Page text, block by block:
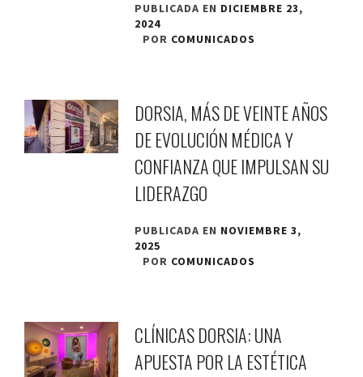
PUBLICADA EN DICIEMBRE 23,
2024
POR COMUNICADOS
DORSIA, MÁS DE VEINTE AÑOS
DE EVOLUCIÓN MÉDICA Y
CONFIANZA QUE IMPULSAN SU
LIDERAZGO
PUBLICADA EN NOVIEMBRE 3,
2025
POR COMUNICADOS
CLÍNICAS DORSIA: UNA
APUESTA POR LA ESTÉTICA